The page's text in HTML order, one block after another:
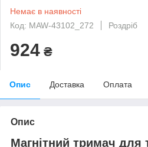
Немає в наявності
Код: MAW-43102_272
Роздріб
924 ₴
Опис Доставка Оплата
Опис
Магнітний тримач для